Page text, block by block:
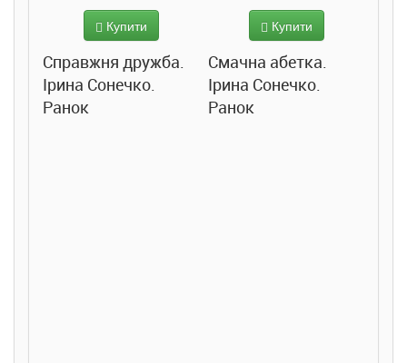
Купити
Справжня дружба.
Ірина Сонечко.
Ранок
Купити
Смачна абетка.
Ірина Сонечко.
Ранок